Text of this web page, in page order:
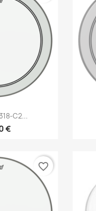
C2...
€
favorite_border